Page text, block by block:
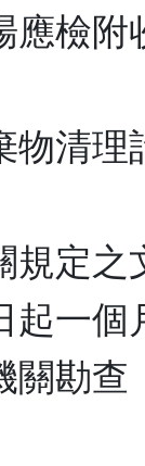
應檢附
物清理
規定之
起一個
關勘查